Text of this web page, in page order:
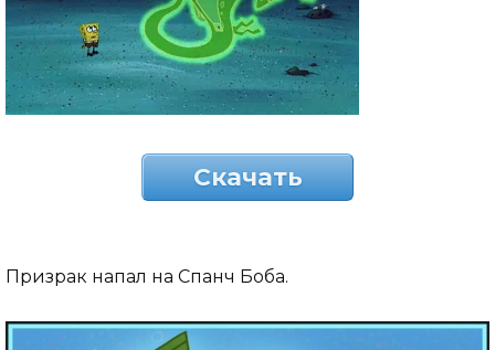
Скачать
Призрак напал на Спанч Боба.